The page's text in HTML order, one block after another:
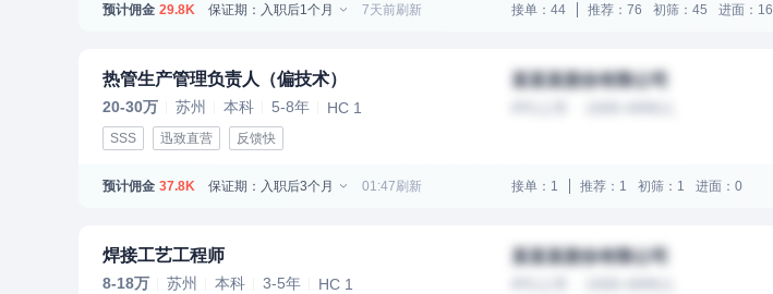
预计佣金 29.8K 保证期：入职后1个月 7天前刷新 接单：44 推荐：76 初筛：45 进面：16
热管生产管理负责人（偏技术）
20-30万 苏州 本科 5-8年 HC 1
SSS 迅致直营 反馈快
某某某股份有限公司
预计佣金 37.8K 保证期：入职后3个月 01:47刷新 接单：1 推荐：1 初筛：1 进面：0
焊接工艺工程师
8-18万 苏州 本科 3-5年 HC 1
某某某股份有限公司